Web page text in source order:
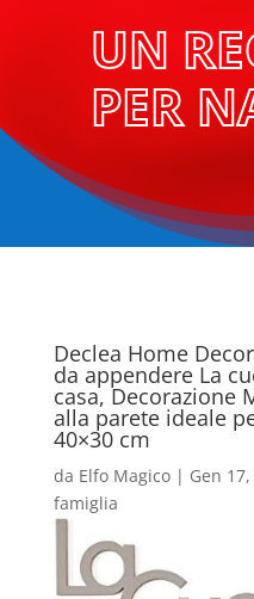
UN
PER
Declea Home
da appendere La
casa, Decorazione
alla parete ideale
40×30 cm
da Elfo Magico| Gen
famiglia